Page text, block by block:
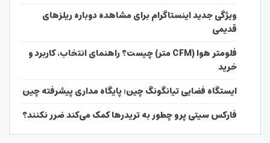
ویژگی جدید اینستاگرام برای مشاهده دوباره ریلزهای
قدیمی
فلومتر هوا (CFM متر) چیست؟ راهنمای انتخاب، کاربرد و
خرید
ایستگاه فضایی تیانگونگ چین؛ پایگاه مداری پیشرفته چین
فارکس سیتی پرو چطور به تریدرها کمک می‌کند ضرر نکنند؟